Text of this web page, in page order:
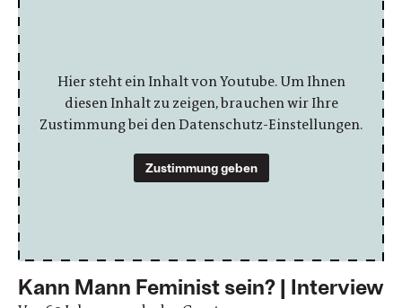
Hier steht ein Inhalt von Youtube. Um Ihnen
diesen Inhalt zu zeigen, brauchen wir Ihre
Zustimmung bei den Datenschutz-Einstellungen.
Zustimmung geben
Kann Mann Feminist sein? | Interview